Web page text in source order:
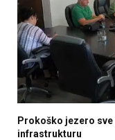
Prokoško jezero
infrastrukturu